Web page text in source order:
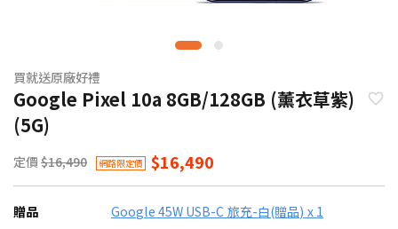
買就送原廠好禮
Google Pixel 10a 8GB/128GB (薰衣草紫)
(5G)
定價 $16,490 網路限定價 $16,490
贈品
Google 45W USB-C 旅充-白(贈品) x 1